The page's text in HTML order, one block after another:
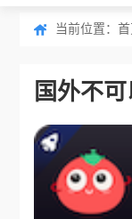
当前位置： 首
国外不